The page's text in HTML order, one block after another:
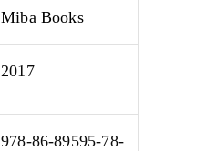
Miba Books
2017
978-86-89595-78-